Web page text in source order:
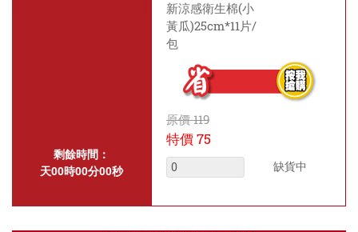
剩餘時間：
天00時00分00秒
新涼感衛生棉(小
黃瓜)25cm*11片/
包
原價119
特價75
缺貨中